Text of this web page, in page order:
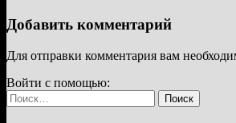
Добавить комментарий
Для отправки комментария вам
Войти с помощью:
Найти: